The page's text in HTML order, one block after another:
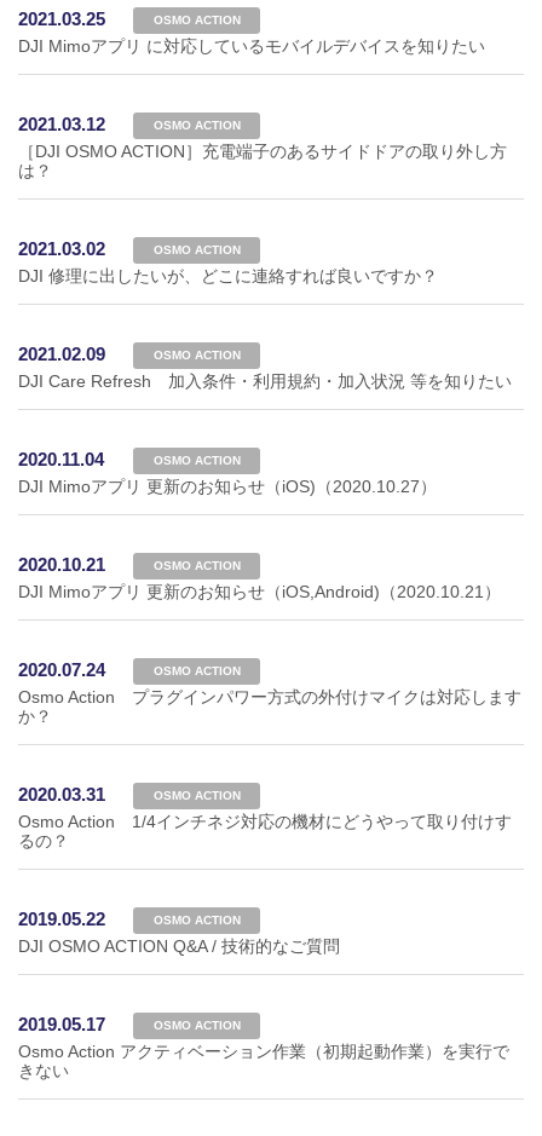
2021.03.25 OSMO ACTION
DJI Mimoアプリ に対応しているモバイルデバイスを知りたい
2021.03.12 OSMO ACTION
［DJI OSMO ACTION］充電端子のあるサイドドアの取り外し方
は？
2021.03.02 OSMO ACTION
DJI 修理に出したいが、どこに連絡すれば良いですか？
2021.02.09 OSMO ACTION
DJI Care Refresh 加入条件・利用規約・加入状況 等を知りたい
2020.11.04 OSMO ACTION
DJI Mimoアプリ 更新のお知らせ（iOS)（2020.10.27）
2020.10.21 OSMO ACTION
DJI Mimoアプリ 更新のお知らせ（iOS,Android)（2020.10.21）
2020.07.24 OSMO ACTION
Osmo Action プラグインパワー方式の外付けマイクは対応します
か？
2020.03.31 OSMO ACTION
Osmo Action 1/4インチネジ対応の機材にどうやって取り付けす
るの？
2019.05.22 OSMO ACTION
DJI OSMO ACTION Q&A / 技術的なご質問
2019.05.17 OSMO ACTION
Osmo Action アクティベーション作業（初期起動作業）を実行で
きない